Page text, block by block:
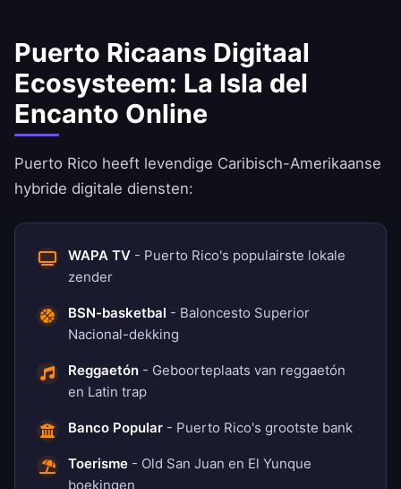
Puerto Ricaans Digitaal
Ecosysteem: La Isla del
Encanto Online
Puerto Rico heeft levendige Caribisch-Amerikaanse
hybride digitale diensten:
WAPA TV - Puerto Rico's populairste lokale
zender
BSN-basketbal - Baloncesto Superior
Nacional-dekking
Reggaetón - Geboorteplaats van reggaetón
en Latin trap
Banco Popular - Puerto Rico's grootste bank
Toerisme - Old San Juan en El Yunque
boekingen